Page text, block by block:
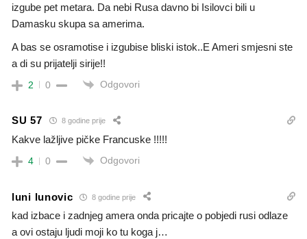
izgube pet metara. Da nebi Rusa davno bi Isilovci bili u
Damasku skupa sa amerima.
A bas se osramotise i izgubise bliski istok..E Ameri smjesni ste
a di su prijatelji sirije!!
2 0 Odgovori
SU 57 8 godine prije
Kakve lažljive pičke Francuske !!!!!
4 0 Odgovori
luni lunovic 8 godine prije
kad izbace i zadnjeg amera onda pricajte o pobjedi rusi odlaze
a ovi ostaju ljudi moji ko tu koga j…